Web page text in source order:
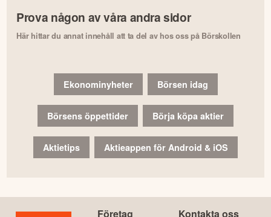
Prova någon av våra andra sidor
Här hittar du annat innehåll att ta del av hos oss på Börskollen
Ekonominyheter Börsen idag
Börsens öppettider Börja köpa aktier
Aktietips Aktieappen för Android & iOS
Företag Kontakta oss